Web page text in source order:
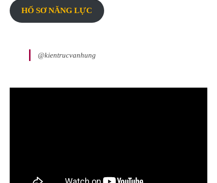
HỐ SƠ NĂNG LỰC
@kientrucvanhung